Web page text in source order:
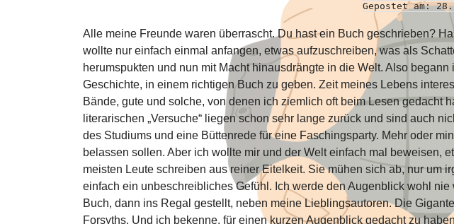
Gepostet am: 28.
Alle meine Freunde waren überrascht. Du hast ein Buch geschrieben?
wollte nur einfach einmal anfangen, etwas aufzuschreiben, was als
herumspukten und nun mit Macht hinausdrängte in die Welt. Also
Geschichte, in einem richtigen Buch zu geben. Zeit meines Lebens
Bände, gute und solche, von denen ich ziemlich oft beim Lesen gedacht
literarischen „Versuche“ liegen schon sehr lange zurück und sind auch
des Studiums und eine Büttenrede für eine Faschingsparty. Mehr oder
belassen sollen. Aber ich wollte mir und der Welt einfach mal beweisen,
meisten Leute schreiben aus reiner Eitelkeit. Sie mühen sich ab, nur um
einfach ein unbeschreibliches Gefühl. Ich werde den Augenblick wohl
Buch, dann ins Regal gestellt, neben meine Lieblingsautoren. Die
Forsyths. Und ich bekenne, für einen kurzen Augenblick gedacht zu